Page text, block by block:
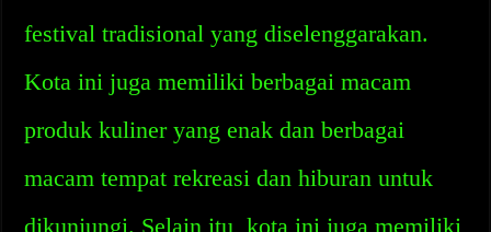
festival tradisional yang diselenggarakan.
Kota ini juga memiliki berbagai macam
produk kuliner yang enak dan berbagai
macam tempat rekreasi dan hiburan untuk
dikunjungi. Selain itu, kota ini juga memiliki